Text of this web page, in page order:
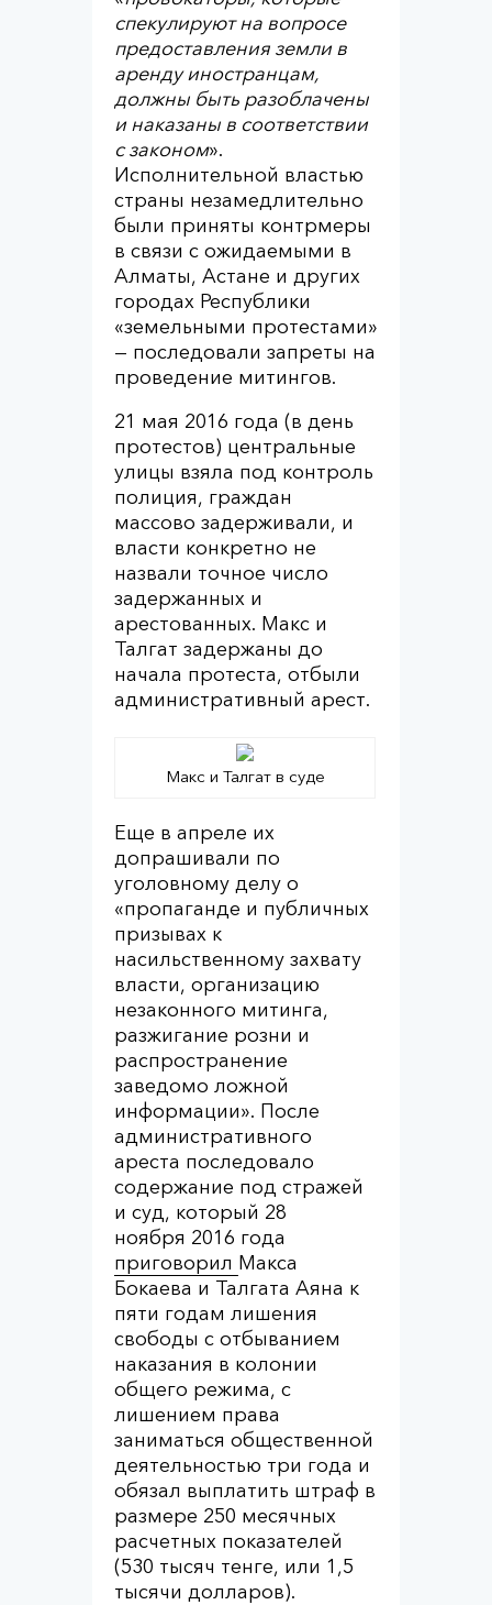
спекулируют на вопросе
предоставления земли в
аренду иностранцам,
должны быть разоблачены
и наказаны в соответствии
с законом».
Исполнительной властью
страны незамедлительно
были приняты контрмеры
в связи с ожидаемыми в
Алматы, Астане и других
городах Республики
«земельными протестами»
— последовали запреты на
проведение митингов.
21 мая 2016 года (в день
протестов) центральные
улицы взяла под контроль
полиция, граждан
массово задерживали, и
власти конкретно не
назвали точное число
задержанных и
арестованных. Макс и
Талгат задержаны до
начала протеста, отбыли
административный арест.
Макс и Талгат в суде
Еще в апреле их
допрашивали по
уголовному делу о
«пропаганде и публичных
призывах к
насильственному захвату
власти, организацию
незаконного митинга,
разжигание розни и
распространение
заведомо ложной
информации». После
административного
ареста последовало
содержание под стражей
и суд, который 28
ноября 2016 года
приговорил Макса
Бокаева и Талгата Аяна к
пяти годам лишения
свободы с отбыванием
наказания в колонии
общего режима, с
лишением права
заниматься общественной
деятельностью три года и
обязал выплатить штраф в
размере 250 месячных
расчетных показателей
(530 тысяч тенге, или 1,5
тысячи долларов).